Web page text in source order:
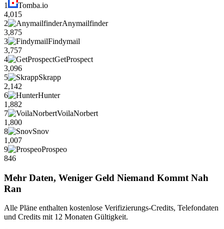
1
Tomba.io
4,015
2
Anymailfinder
3,875
3
Findymail
3,757
4
GetProspect
3,096
5
Skrapp
2,142
6
Hunter
1,882
7
VoilaNorbert
1,800
8
Snov
1,007
9
Prospeo
846
Mehr Daten, Weniger Geld Niemand Kommt Nah
Ran
Alle Pläne enthalten kostenlose Verifizierungs-Credits, Telefondaten
und Credits mit 12 Monaten Gültigkeit.